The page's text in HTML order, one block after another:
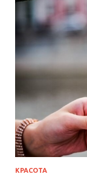
КРАСОТА